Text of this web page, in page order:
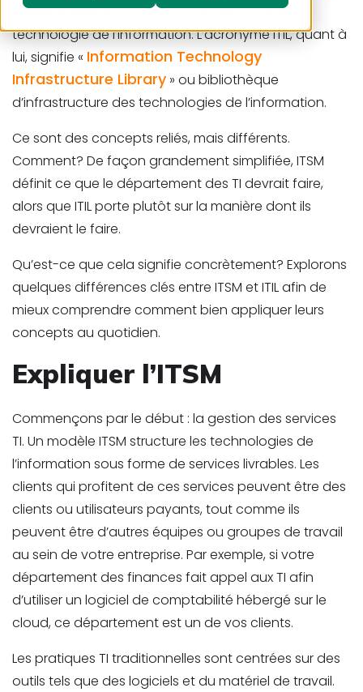
Management» ou gestion des services de
technologie de l’information. L’acronyme ITIL, quant à
lui, signifie « Information Technology
Infrastructure Library» ou bibliothèque
d’infrastructure des technologies de l’information.
Ce sont des concepts reliés, mais différents.
Comment? De façon grandement simplifiée, ITSM
définit ce que le département des TI devrait faire,
alors que ITIL porte plutôt sur la manière dont ils
devraient le faire.
Qu’est-ce que cela signifie concrètement? Explorons
quelques différences clés entre ITSM et ITIL afin de
mieux comprendre comment bien appliquer leurs
concepts au quotidien.
Expliquer l’ITSM
Commençons par le début : la gestion des services
TI. Un modèle ITSM structure les technologies de
l’information sous forme de services livrables. Les
clients qui profitent de ces services peuvent être des
clients ou utilisateurs payants, tout comme ils
peuvent être d’autres équipes ou groupes de travail
au sein de votre entreprise. Par exemple, si votre
département des finances fait appel aux TI afin
d’utiliser un logiciel de comptabilité hébergé sur le
cloud, ce département est un de vos clients.
Les pratiques TI traditionnelles sont centrées sur des
outils tels que des logiciels et du matériel de travail.